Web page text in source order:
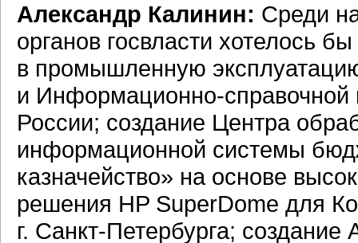
Александр Калинин: Среди
органов госвласти хотелось
в промышленную
и Информационно-справочной
России; создание Центра
информационной системы
казначейство» на основе
решения HP SuperDome для
г. Санкт-Петербурга; создание